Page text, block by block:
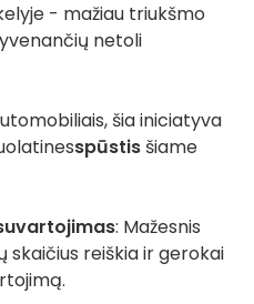
- mažiau triukšmo
netoli
šia iniciatyva
spūstis šiame
: Mažesnis
reiškia ir gerokai